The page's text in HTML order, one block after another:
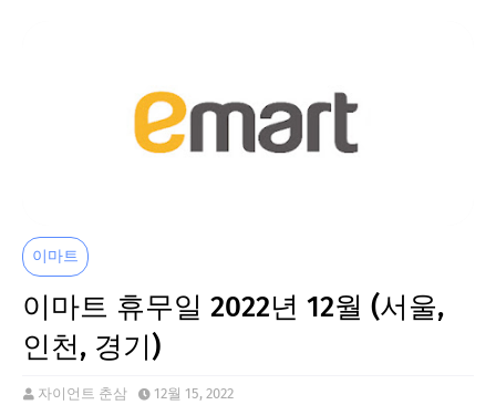
이마트
이마트 휴무일 2022년 12월 (서울,
인천, 경기)
자이언트 춘삼 12월 15, 2022